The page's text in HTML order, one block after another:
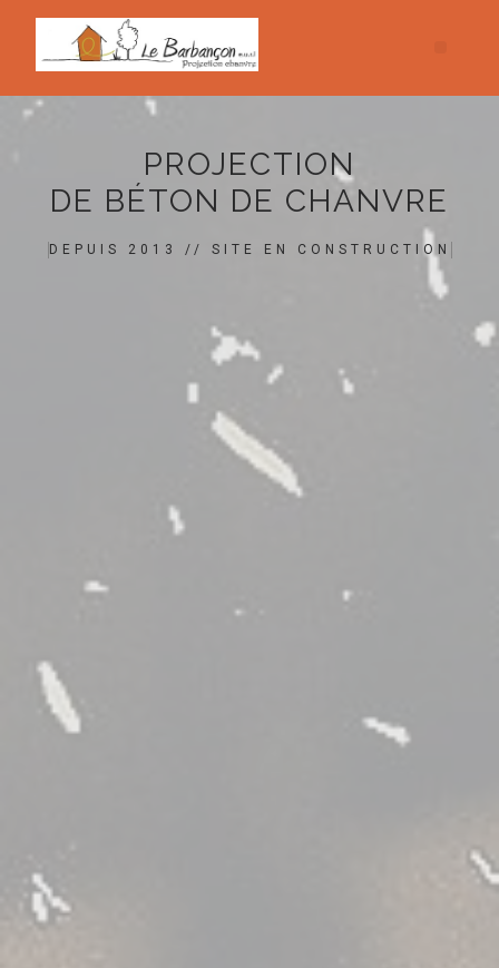
PROJECTION
DE BÉTON DE CHANVRE
DEPUIS 2013 // SITE EN CONSTRUCTION